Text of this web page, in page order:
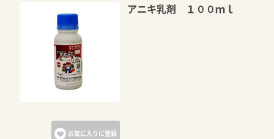
お気に入りに登録
アニキ乳剤 １００ｍｌ